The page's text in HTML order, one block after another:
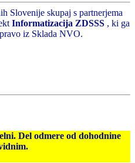
Slovenije skupaj s partnerjema
Informatizacija ZDSSS , ki ga
iz Sklada NVO.
Del odmere od dohodnine